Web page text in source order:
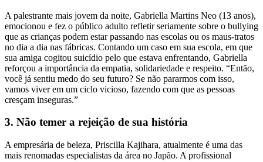
A palestrante mais jovem da noite, Gabriella Martins Neo (13 anos),
emocionou e fez o público adulto refletir seriamente sobre o bullying
que as crianças podem estar passando nas escolas ou os maus-tratos
no dia a dia nas fábricas. Contando um caso em sua escola, em que
sua amiga cogitou suicídio pelo que estava enfrentando, Gabriella
reforçou a importância da empatia, solidariedade e respeito. “Então,
você já sentiu medo do seu futuro? Se não pararmos com isso,
vamos viver em um ciclo vicioso, fazendo com que as pessoas
cresçam inseguras.”
3. Não temer a rejeição de sua história
A empresária de beleza, Priscilla Kajihara, atualmente é uma das
mais renomadas especialistas da área no Japão. A profissional